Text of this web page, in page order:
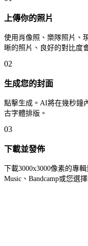
上傳你的照片
使用肖像照、樂隊照片、
晰的照片、良好的對比度
02
生成您的封面
點擊生成。AI將在幾秒鐘
古字體排版。
03
下載並發佈
下載3000x3000像素的專
Music、Bandcamp或您選